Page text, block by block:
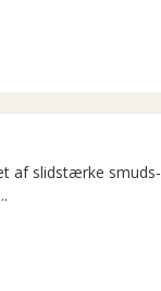
af slidstærke smuds-